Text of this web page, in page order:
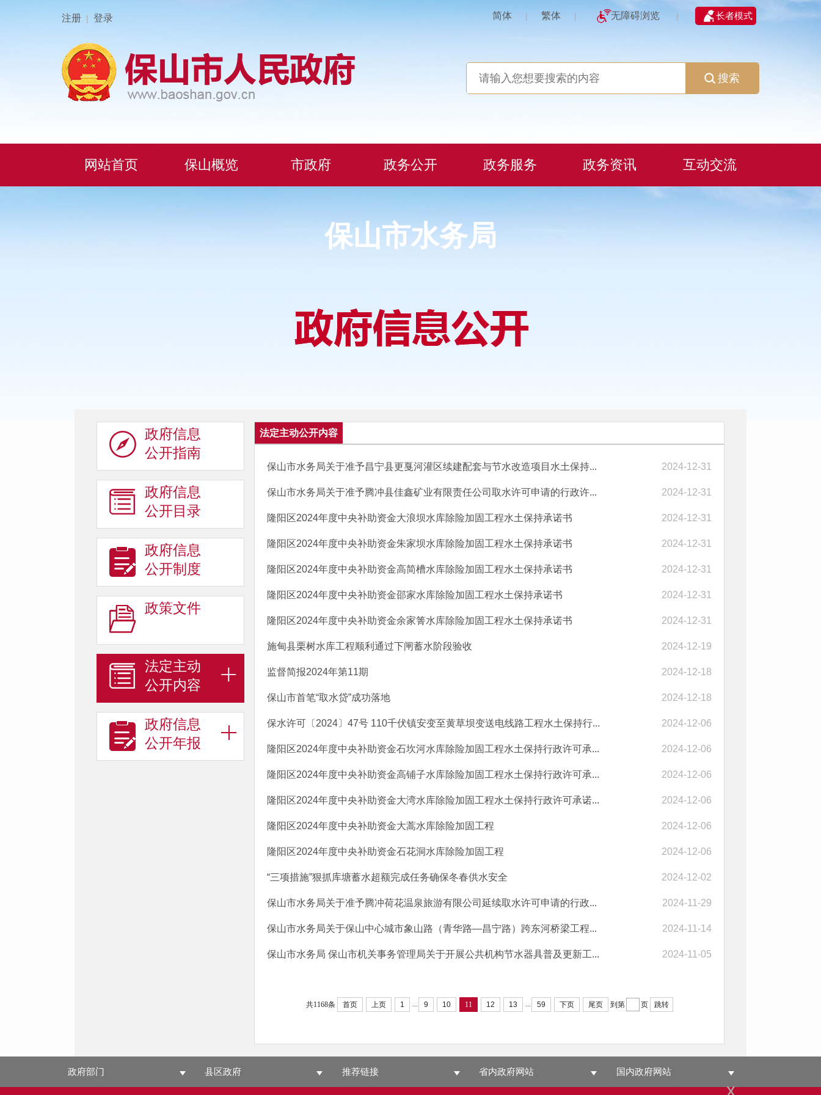
注册 | 登录 简体 | 繁体 | 无障碍浏览 | 长者模式
x
搜索
网站首页 保山概览 市政府 政务公开 政务服务 政务资讯 互动交流
保山市水务局
政府信息
公开指南
政府信息
公开目录
政府信息
公开制度
政策文件
法定主动
公开内容
政府信息
公开年报
法定主动公开内容
保山市水务局关于准予昌宁县更戛河灌区续建配套与节水改造项目水土保持... 2024-12-31
保山市水务局关于准予腾冲县佳鑫矿业有限责任公司取水许可申请的行政许... 2024-12-31
隆阳区2024年度中央补助资金大浪坝水库除险加固工程水土保持承诺书 2024-12-31
隆阳区2024年度中央补助资金朱家坝水库除险加固工程水土保持承诺书 2024-12-31
隆阳区2024年度中央补助资金高简槽水库除险加固工程水土保持承诺书 2024-12-31
隆阳区2024年度中央补助资金邵家水库除险加固工程水土保持承诺书 2024-12-31
隆阳区2024年度中央补助资金余家箐水库除险加固工程水土保持承诺书 2024-12-31
施甸县栗树水库工程顺利通过下闸蓄水阶段验收 2024-12-19
监督简报2024年第11期 2024-12-18
保山市首笔“取水贷”成功落地 2024-12-18
保水许可〔2024〕47号 110千伏镇安变至黄草坝变送电线路工程水土保持行... 2024-12-06
隆阳区2024年度中央补助资金石坎河水库除险加固工程水土保持行政许可承... 2024-12-06
隆阳区2024年度中央补助资金高铺子水库除险加固工程水土保持行政许可承... 2024-12-06
隆阳区2024年度中央补助资金大湾水库除险加固工程水土保持行政许可承诺... 2024-12-06
隆阳区2024年度中央补助资金大蒿水库除险加固工程 2024-12-06
隆阳区2024年度中央补助资金石花洞水库除险加固工程 2024-12-06
“三项措施”狠抓库塘蓄水超额完成任务确保冬春供水安全 2024-12-02
保山市水务局关于准予腾冲荷花温泉旅游有限公司延续取水许可申请的行政... 2024-11-29
保山市水务局关于保山中心城市象山路（青华路—昌宁路）跨东河桥梁工程... 2024-11-14
保山市水务局 保山市机关事务管理局关于开展公共机构节水器具普及更新工... 2024-11-05
共1168条 首页 上页 1 ... 9 10 11 12 13 ... 59 下页 尾页 到第 页 跳转
政府部门 县区政府 推荐链接 省内政府网站 国内政府网站